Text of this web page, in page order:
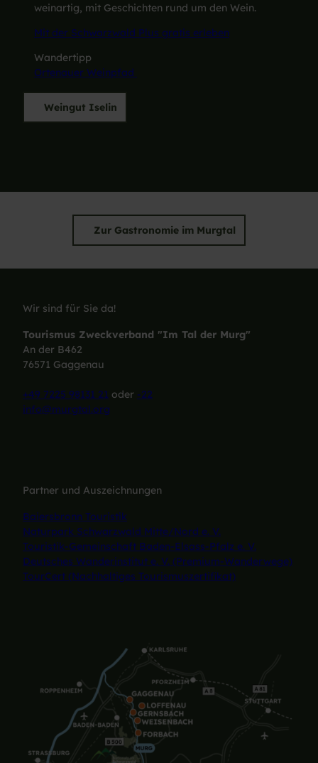
weinartig, mit Geschichten rund um den Wein.
Mit der Schwarzwald Plus gratis erleben
Wandertipp
Ortenauer Weinpfad
Weingut Iselin
Zur Gastronomie im Murgtal
Wir sind für Sie da!
Tourismus Zweckverband "Im Tal der Murg"
An der B462
76571 Gaggenau
+49 7225 98131 21 oder -22
info@murgtal.org
Partner und Auszeichnungen
Baiersbronn Touristik
Naturpark Schwarzwald Mitte/Nord e. V.
Touristik-Gemeinschaft Baden-Elsass-Pfalz e. V.
Deutsches Wanderinstitut e. V. (Premium-Wanderwege)
TourCert (Nachhaltiges Tourismuszertifikat)